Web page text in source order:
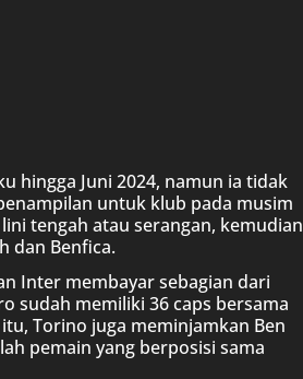
hingga Juni 2024, namun ia tidak
untuk klub pada musim
tengah atau serangan, kemudian
dan Benfica.
Inter membayar sebagian dari
sudah memiliki 36 caps bersama
Torino juga meminjamkan Ben
pemain yang berposisi sama